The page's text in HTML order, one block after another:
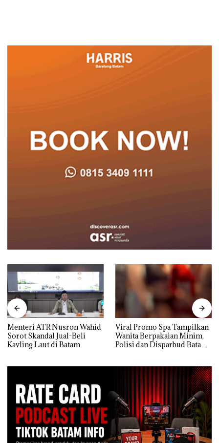
Menteri ATR Nusron Wahid
Sorot Skandal Jual-Beli
Kavling Laut di Batam
Viral Promo Spa Tampilkan
Wanita Berpakaian Minim,
Polisi dan Disparbud Batam